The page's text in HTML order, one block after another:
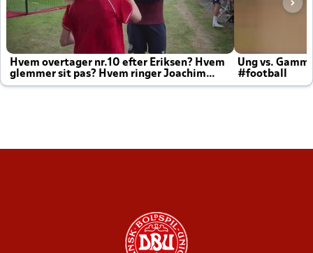
Hvem overtager nr.10 efter Eriksen? Hvem
glemmer sit pas? Hvem ringer Joachim
altid til efter kampe?
Ung vs.
#football